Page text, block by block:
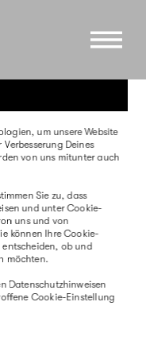
von morgen
für Festo
um unsere Website
Deines
von uns mitunter auch
Sie zu, dass
und unter Cookie-
uns und von
können Ihre Cookie-
ob und
möchten.
Datenschutzhinweisen
Cookie-Einstellung